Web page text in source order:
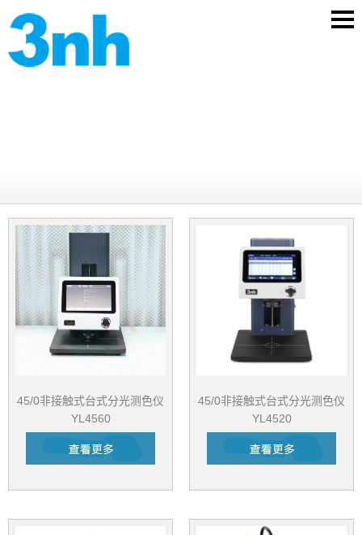
45/0非接触式台式分光测色仪
YL4560
45/0非接触式台式分光测色仪
YL4520